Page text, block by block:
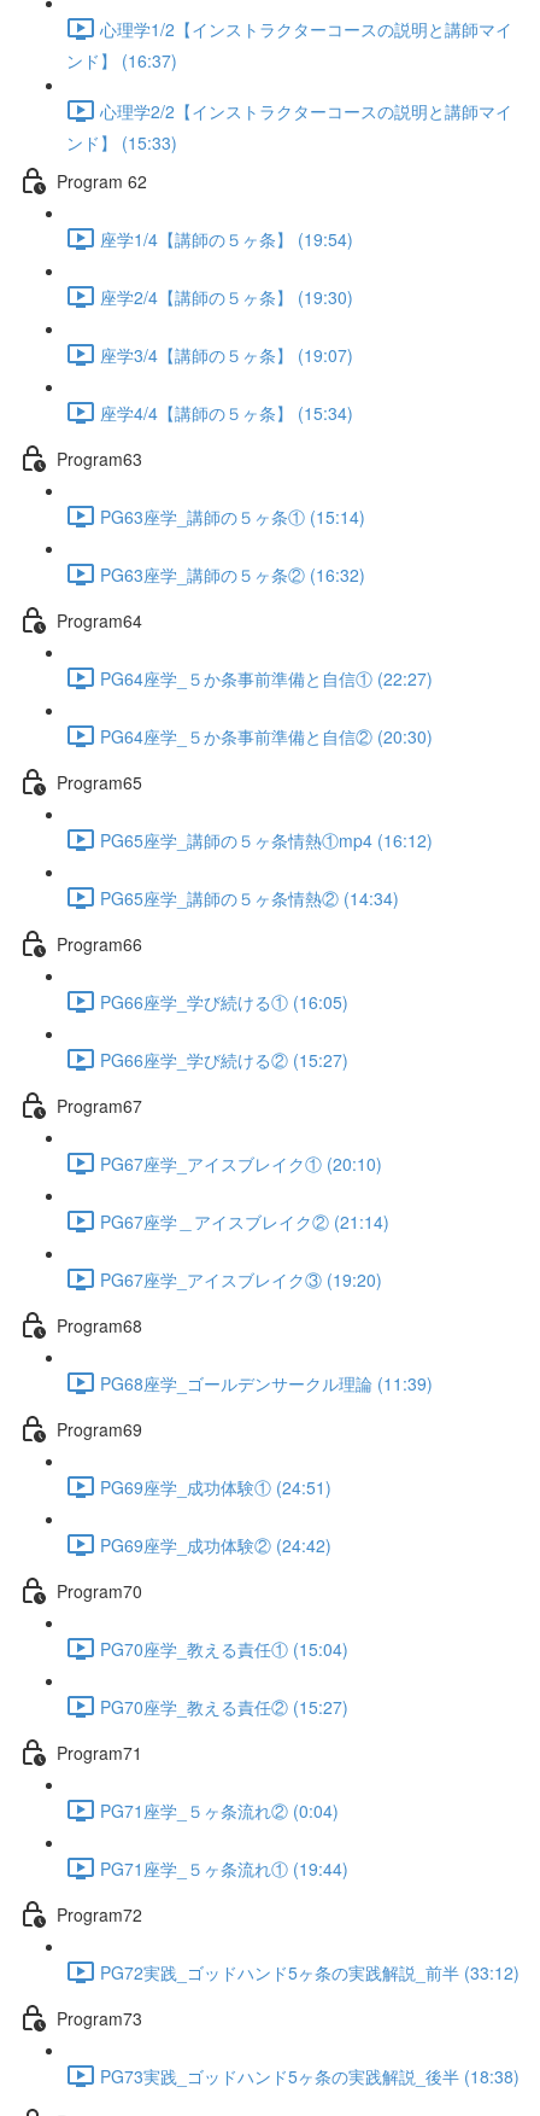
心理学1/2【インストラクターコースの説明と講師マイ
ンド】 (16:37)
心理学2/2【インストラクターコースの説明と講師マイ
ンド】 (15:33)
Program 62
座学1/4【講師の５ヶ条】 (19:54)
座学2/4【講師の５ヶ条】 (19:30)
座学3/4【講師の５ヶ条】 (19:07)
座学4/4【講師の５ヶ条】 (15:34)
Program63
PG63座学_講師の５ヶ条① (15:14)
PG63座学_講師の５ヶ条② (16:32)
Program64
PG64座学_５か条事前準備と自信① (22:27)
PG64座学_５か条事前準備と自信② (20:30)
Program65
PG65座学_講師の５ヶ条情熱①mp4 (16:12)
PG65座学_講師の５ヶ条情熱② (14:34)
Program66
PG66座学_学び続ける① (16:05)
PG66座学_学び続ける② (15:27)
Program67
PG67座学_アイスブレイク① (20:10)
PG67座学＿アイスブレイク② (21:14)
PG67座学_アイスブレイク③ (19:20)
Program68
PG68座学_ゴールデンサークル理論 (11:39)
Program69
PG69座学_成功体験① (24:51)
PG69座学_成功体験② (24:42)
Program70
PG70座学_教える責任① (15:04)
PG70座学_教える責任② (15:27)
Program71
PG71座学_５ヶ条流れ② (0:04)
PG71座学_５ヶ条流れ① (19:44)
Program72
PG72実践_ゴッドハンド5ヶ条の実践解説_前半 (33:12)
Program73
PG73実践_ゴッドハンド5ヶ条の実践解説_後半 (18:38)